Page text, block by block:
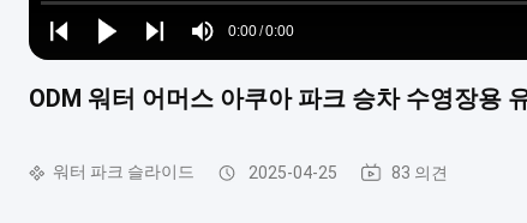
Play
Play
Play
Mute
Time
0:00/0:00
Loaded:
0%
ODM 워터 어머스 아쿠아 파크 승차 수영장용
워터 파크 슬라이드 2025-04-25 83 의견